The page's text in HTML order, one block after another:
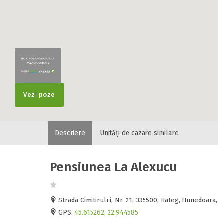
Vezi poze
Descriere Unități de cazare similare
Pensiunea La Alexucu
Strada Cimitirului, Nr. 21, 335500, Hateg, Hunedoara,
GPS: 45.615262, 22.944585